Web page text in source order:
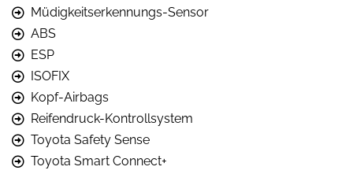
Müdigkeitserkennungs-Sensor
ABS
ESP
ISOFIX
Kopf-Airbags
Reifendruck-Kontrollsystem
Toyota Safety Sense
Toyota Smart Connect+